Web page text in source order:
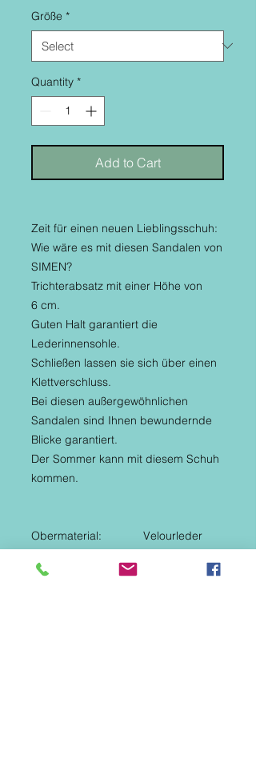
Größe *
Quantity *
Add to Cart
Zeit für einen neuen Lieblingsschuh:
Wie wäre es mit diesen Sandalen von
SIMEN?
Trichterabsatz mit einer Höhe von
6 cm.
Guten Halt garantiert die
Lederinnensohle.
Schließen lassen sie sich über einen
Klettverschluss.
Bei diesen außergewöhnlichen
Sandalen sind Ihnen bewundernde
Blicke garantiert.
Der Sommer kann mit diesem Schuh
kommen.
Obermaterial: Velourleder
Decksohle: Leder